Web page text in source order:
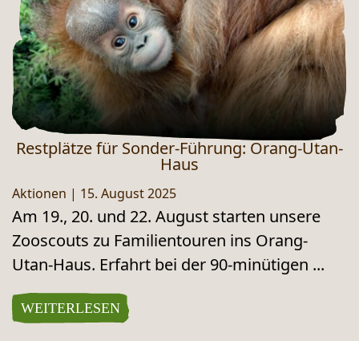
Restplätze für Sonder-Führung: Orang-Utan-
Haus
Aktionen | 15. August 2025
Am 19., 20. und 22. August starten unsere
Zooscouts zu Familientouren ins Orang-
Utan-Haus. Erfahrt bei der 90-minütigen ...
WEITERLESEN